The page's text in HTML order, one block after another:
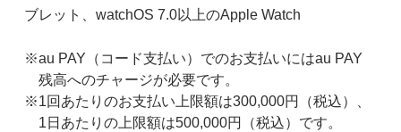
ブレット、watchOS 7.0以上のApple Watch
※au PAY（コード支払い）でのお支払いにはau PAY
残高へのチャージが必要です。
※1回あたりのお支払い上限額は300,000円（税込）、
1日あたりの上限額は500,000円（税込）です。